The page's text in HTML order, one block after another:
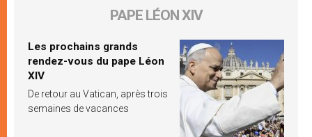
PAPE LÉON XIV
Les prochains grands
rendez-vous du pape Léon
XIV
De retour au Vatican, après trois
semaines de vacances